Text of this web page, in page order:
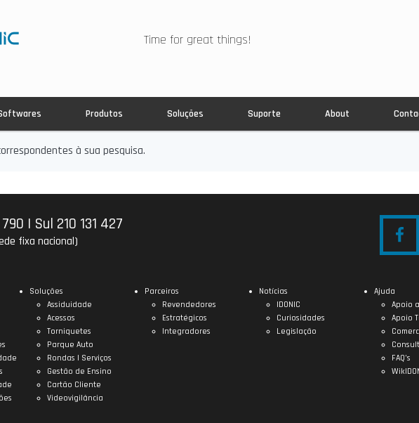
Time for great things!
Produtos Soluções Suporte About
à sua pesquisa.
| Sul 210 131 427
fixa nacional)
Soluções
Assiduidade
Acessos
Torniquetes
Parque Auto
Rondas | Serviços
Gestão de Ensino
Cartão Cliente
Videovigilância
Parceiros
Revendedores
Estratégicos
Integradores
Notícias
IDONIC
Curiosidades
Legislação
Ajuda
Apoio
Apoio
FAQ’s